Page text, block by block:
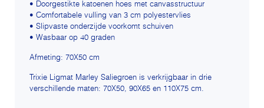
• Doorgestikte katoenen hoes met canvasstructuur
• Comfortabele vulling van 3 cm polyestervlies
• Slipvaste onderzijde voorkomt schuiven
• Wasbaar op 40 graden
Afmeting: 70X50 cm
Trixie Ligmat Marley Saliegroen is verkrijgbaar in drie
verschillende maten: 70X50, 90X65 en 110X75 cm.